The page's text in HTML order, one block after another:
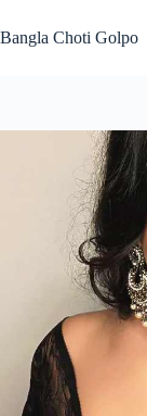
to
content
Bangla Choti Golpo